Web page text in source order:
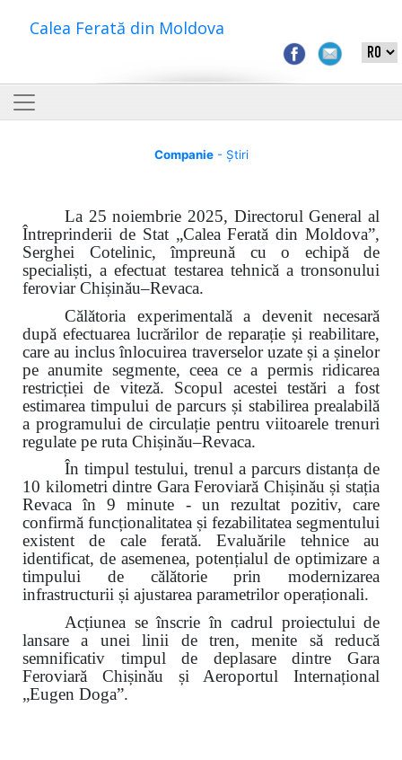
Calea Ferată din Moldova
Companie- Știri
La 25 noiembrie 2025, Directorul General al
Întreprinderii de Stat „Calea Ferată din Moldova”,
Serghei Cotelinic, împreună cu o echipă de
specialiști, a efectuat testarea tehnică a tronsonului
feroviar Chișinău–Revaca.
Călătoria experimentală a devenit necesară
după efectuarea lucrărilor de reparație și reabilitare,
care au inclusînlocuirea traverselor uzate și a șinelor
pe anumite segmente, ceea ce a permis ridicarea
restricției de viteză. Scopul acestei testări a fost
estimarea timpului de parcurs și stabilirea prealabilă
a programului de circulație pentru viitoarele trenuri
regulate pe ruta Chișinău–Revaca.
În timpul testului, trenul a parcurs distanța de
10 kilometri dintre Gara Feroviară Chișinău și stația
Revaca în 9 minute - un rezultat pozitiv, care
confirmă funcționalitatea și fezabilitatea segmentului
existent de cale ferată. Evaluările tehnice au
identificat, de asemenea, potențialul de optimizare a
timpului de călătorie prin modernizarea
infrastructurii și ajustarea parametrilor operaționali.
Acțiunea se înscrie în cadrul proiectului de
lansare a unei linii de tren, menite să reducă
semnificativ timpul de deplasare dintre Gara
Feroviară Chișinău și Aeroportul Internațional
„Eugen Doga”.